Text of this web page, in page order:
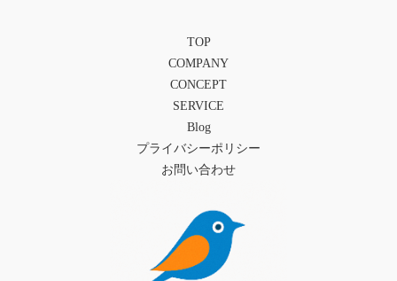
TOP
COMPANY
CONCEPT
SERVICE
Blog
プライバシーポリシー
お問い合わせ